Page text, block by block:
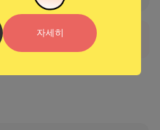
자세히
시되었습니다.